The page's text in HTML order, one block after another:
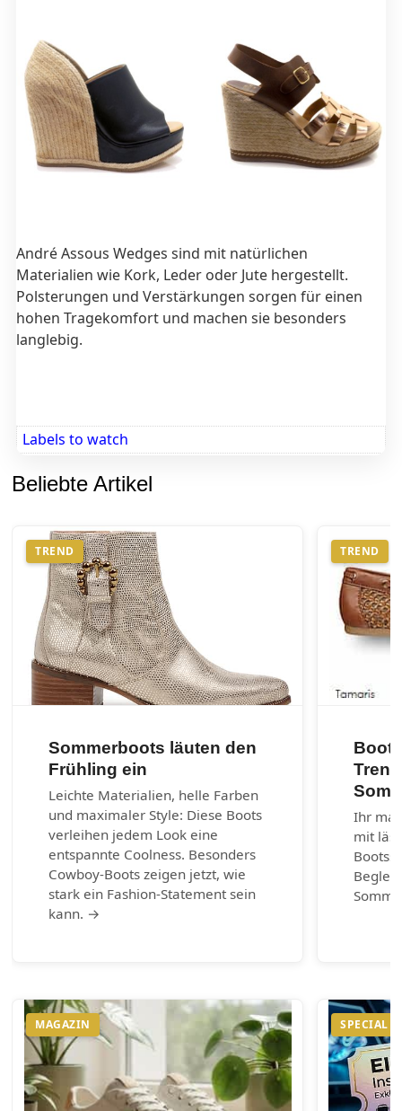
André Assous Wedges sind mit natürlichen
Materialien wie Kork, Leder oder Jute hergestellt.
Polsterungen und Verstärkungen sorgen für einen
hohen Tragekomfort und machen sie besonders
langlebig.
Labels to watch
Beliebte Artikel
TREND
Sommerboots läuten den
Frühling ein
Leichte Materialien, helle Farben
und maximaler Style: Diese Boots
verleihen jedem Look eine
entspannte Coolness. Besonders
Cowboy-Boots zeigen jetzt, wie
stark ein Fashion-Statement sein
kann. →
TREND
Ihr
mit
MAGAZIN SPECIAL